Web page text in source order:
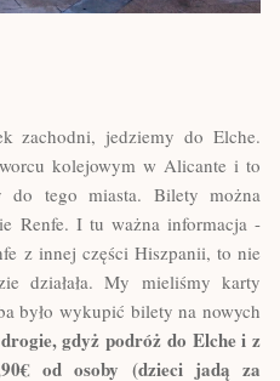
zachodni, jedziemy do Elche.
kolejowym w Alicante i to
do tego miasta. Bilety można
Renfe. I tu ważna informacja -
z innej części Hiszpanii, to nie
działała. My mieliśmy karty
było wykupić bilety na nowych
gdyż podróż do Elche i z
90€ od osoby (dzieci jadą za